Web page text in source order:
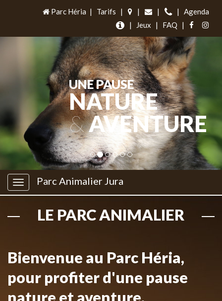
Parc Héria | Tarifs | | | |
Agenda
|
Jeux | FAQ |
UNE PAUSE
NATURE
&AVENTURE
Parc Animalier Jura
LE PARC ANIMALIER
Bienvenue au Parc Héria,
pour profiter d'une pause
nature et aventure.